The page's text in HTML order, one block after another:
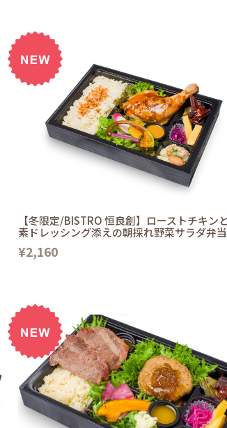
【冬限定/BISTRO 恒良創】ローストチキン
素ドレッシング添えの朝採れ野菜サラダ弁当
¥2,160